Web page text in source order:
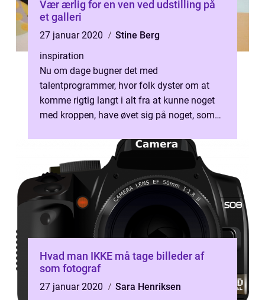
Vær ærlig for en ven ved udstilling på
et galleri
27 januar 2020
Stine Berg
inspiration
Nu om dage bugner det med
talentprogrammer, hvor folk dyster om at
komme rigtig langt i alt fra at kunne noget
med kroppen, have øvet sig på noget, som
Hvad man IKKE må tage billeder af
som fotograf
27 januar 2020 Sara Henriksen